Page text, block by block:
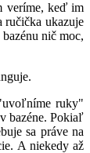
veríme, keď im
ručička ukazuje
nič moc,
ruky"
bazéne. Pokiaľ
sa práve na
A niekedy až